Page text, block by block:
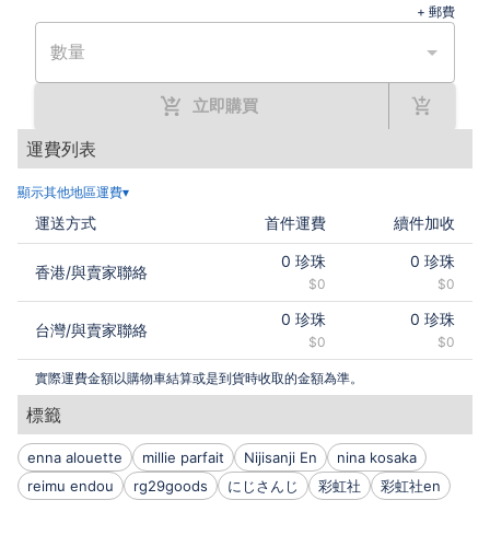
+ 郵費
數量
立即購買
運費列表
顯示其他地區運費▾
運送方式 首件運費 續件加收
香港/與賣家聯絡
0 珍珠
$0
0 珍珠
$0
台灣/與賣家聯絡
0 珍珠
$0
0 珍珠
$0
實際運費金額以購物車結算或是到貨時收取的金額為準。
標籤
enna alouette millie parfait Nijisanji En
nina kosaka
reimu endou
rg29goods にじさんじ 彩虹社 彩虹社en